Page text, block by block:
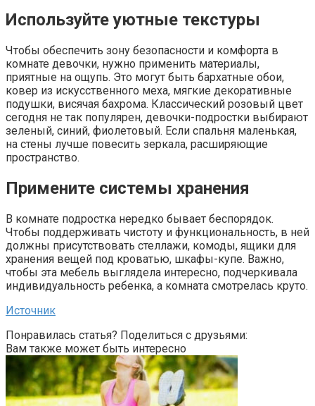
Используйте уютные текстуры
Чтобы обеспечить зону безопасности и комфорта в
комнате девочки, нужно применить материалы,
приятные на ощупь. Это могут быть бархатные обои,
ковер из искусственного меха, мягкие декоративные
подушки, висячая бахрома. Классический розовый цвет
сегодня не так популярен, девочки-подростки выбирают
зеленый, синий, фиолетовый. Если спальня маленькая,
на стены лучше повесить зеркала, расширяющие
пространство.
Примените системы хранения
В комнате подростка нередко бывает беспорядок.
Чтобы поддерживать чистоту и функциональность, в ней
должны присутствовать стеллажи, комоды, ящики для
хранения вещей под кроватью, шкафы-купе. Важно,
чтобы эта мебель выглядела интересно, подчеркивала
индивидуальность ребенка, а комната смотрелась круто.
Источник
Понравилась статья? Поделиться с друзьями:
Вам также может быть интересно